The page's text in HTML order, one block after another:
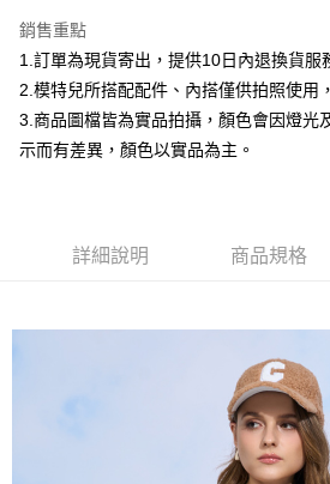
聯邦商業銀行
元大商業銀行
永豐
台新國際商業銀行
中國
台灣樂天信用卡公司
悠遊付
Google Pay
全盈+PAY
【大哥付你分期使用說明】
1.本服務由台灣大哥大提供，台灣大哥大用戶
成交易。
3.實際核准額度、可分期數及費用金額請依後
4.訂單成立30分鐘內，如未前往確認交易或遇
消。如遇「轉專審核」未通過狀況，表示未達
1.分期款項不併入電信帳單，「大哥付你分期
AFTEE先享後付
１．簡單：不需註冊會員、不需綁卡、不需儲值
２．便利：只要手機號碼，簡訊認證，即可結帳
３．安心：先確認商品／服務後，再付款。
【「AFTEE先享後付」結帳流程】
每筆NT$120，滿NT$2,000(含以上)免運費
銷售重點
1.訂單為現貨寄出，提供10日內退換貨服
2.模特兒所搭配配件、內搭僅供拍照使用
3.商品圖檔皆為實品拍攝，顏色會因燈光
示而有差異，顏色以實品為主。
詳細說明 商品規格